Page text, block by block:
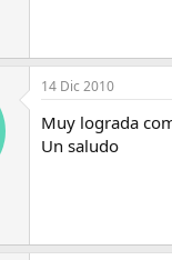
14 Dic 2010
Muy lograda
Un saludo